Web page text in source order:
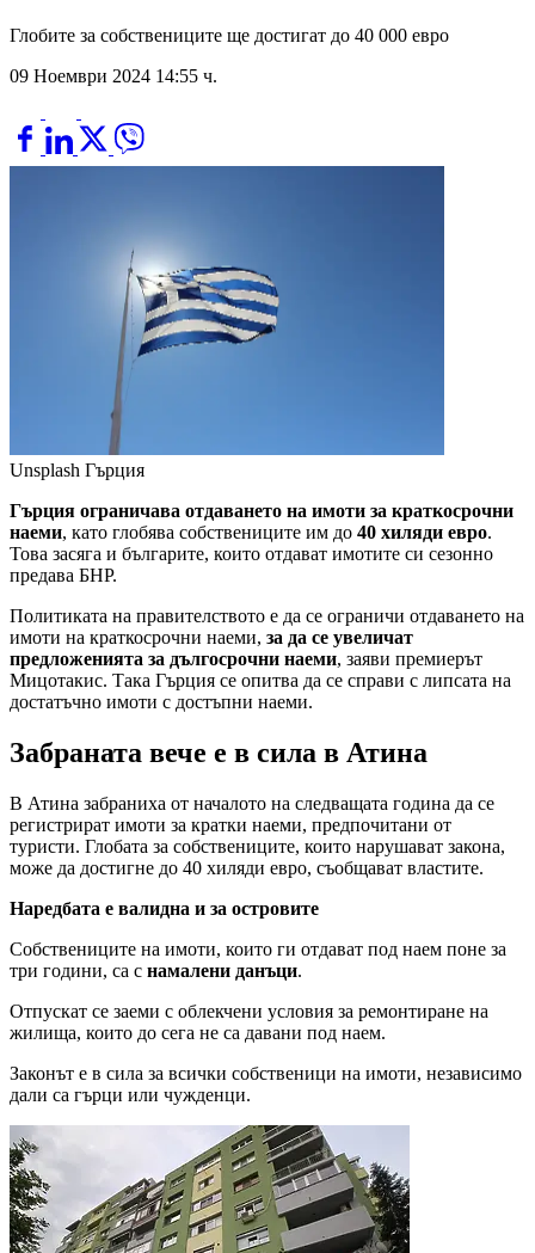
Глобите за собствениците ще достигат до 40 000 евро
09 Ноември 2024 14:55 ч.
Unsplash Гърция
Гърция ограничава отдаването на имоти за краткосрочни
наеми, като глобява собствениците им до 40 хиляди евро.
Това засяга и българите, които отдават имотите си сезонно
предава БНР.
Политиката на правителството е да се ограничи отдаването на
имоти на краткосрочни наеми, за да се увеличат
предложенията за дългосрочни наеми, заяви премиерът
Мицотакис. Така Гърция се опитва да се справи с липсата на
достатъчно имоти с достъпни наеми.
Забраната вече е в сила в Атина
В Атина забраниха от началото на следващата година да се
регистрират имоти за кратки наеми, предпочитани от
туристи. Глобата за собствениците, които нарушават закона,
може да достигне до 40 хиляди евро, съобщават властите.
Наредбата е валидна и за островите
Собствениците на имоти, които ги отдават под наем поне за
три години, са с намалени данъци.
Отпускат се заеми с облекчени условия за ремонтиране на
жилища, които до сега не са давани под наем.
Законът е в сила за всички собственици на имоти, независимо
дали са гърци или чужденци.